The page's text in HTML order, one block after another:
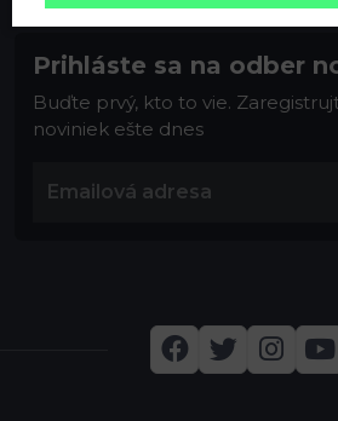
Prihláste sa na odber
Buďte prvý, kto to vie.
noviniek ešte dnes